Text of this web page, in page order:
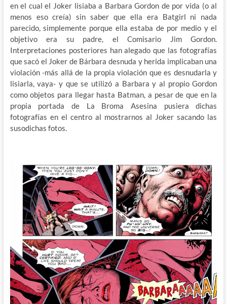
en el cual el Joker lisiaba a Barbara Gordon de por vida (o al
menos eso creía) sin saber que ella era Batgirl ni nada
parecido, simplemente porque ella estaba de por medio y el
objetivo era su padre, el Comisario Jim Gordon.
Interpretaciones posteriores han alegado que las fotografías
que sacó el Joker de Bárbara desnuda y herida implicaban una
violación -más allá de la propia violación que es desnudarla y
lisiarla, vaya- y que se utilizó a Barbara y al propio Gordon
como objetos para llegar hasta Batman, a pesar de que en la
propia portada de La Broma Asesina pusiera dichas
fotografías en el centro al mostrarnos al Joker sacando las
susodichas fotos.